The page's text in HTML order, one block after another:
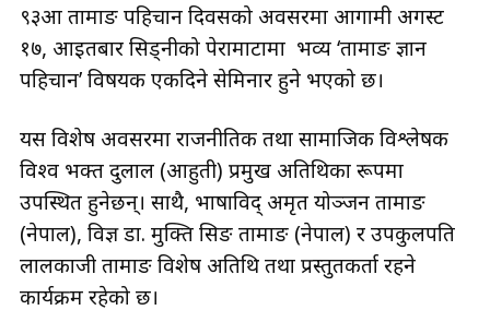
९३औँ तामाङ पहिचान दिवसको अवसरमा आगामी अगस्ट
१७, आइतबार सिड्नीको पेरामाटामा भव्य ‘तामाङ ज्ञान
पहिचान’ विषयक एकदिने सेमिनार हुने भएको छ।
यस विशेष अवसरमा राजनीतिक तथा सामाजिक विश्लेषक
विश्व भक्त दुलाल (आहुती) प्रमुख अतिथिका रूपमा
उपस्थित हुनेछन्। साथै, भाषाविद् अमृत योञ्जन तामाङ
(नेपाल), विज्ञ डा. मुक्ति सिङ तामाङ (नेपाल) र उपकुलपति
लालकाजी तामाङ विशेष अतिथि तथा प्रस्तुतकर्ता रहने
कार्यक्रम रहेको छ।